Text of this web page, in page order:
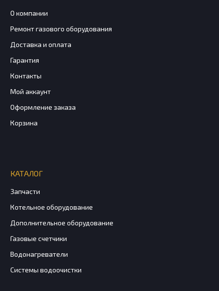
О компании
Ремонт газового оборудования
Доставка и оплата
Гарантия
Контакты
Мой аккаунт
Оформление заказа
Корзина
КАТАЛОГ
Запчасти
Котельное оборудование
Дополнительное оборудование
Газовые счетчики
Водонагреватели
Системы водоочистки